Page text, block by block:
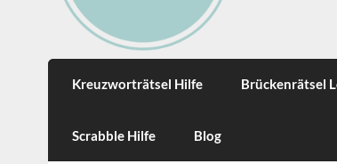
Kreuzworträtsel Hilfe Brückenrätsel
Scrabble Hilfe Blog